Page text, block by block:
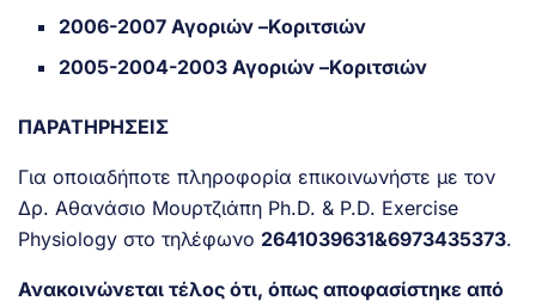
2006-2007 Αγοριών –Κοριτσιών
2005-2004-2003 Αγοριών –Κοριτσιών
ΠΑΡΑΤΗΡΗΣΕΙΣ
Για οποιαδήποτε πληροφορία επικοινωνήστε με τον
Δρ. Αθανάσιο Μουρτζιάπη Ph.D. & P.D. Exercise
Physiology στο τηλέφωνο 2641039631&6973435373.
Ανακοινώνεται τέλος ότι, όπως αποφασίστηκε από